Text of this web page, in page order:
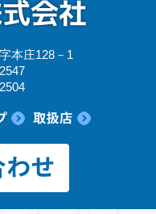
本庄128－1